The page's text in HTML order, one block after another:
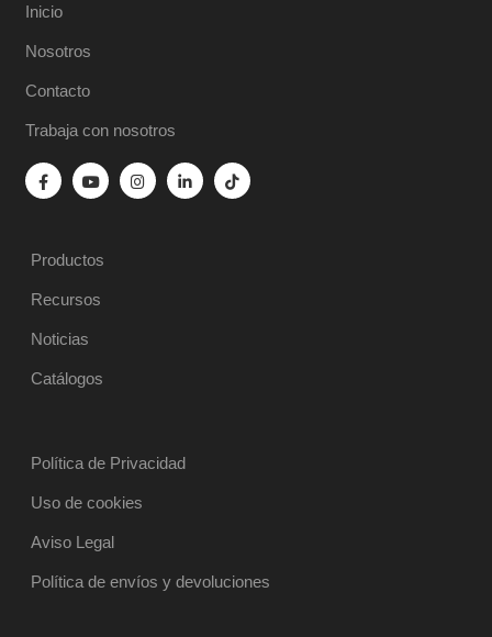
Inicio
Nosotros
Contacto
Trabaja con nosotros
Productos
Recursos
Noticias
Catálogos
Política de Privacidad
Uso de cookies
Aviso Legal
Política de envíos y devoluciones